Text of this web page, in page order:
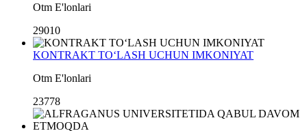
Otm E'lonlari
29010
KONTRAKT TO‘LASH UCHUN IMKONIYAT
Otm E'lonlari
23778